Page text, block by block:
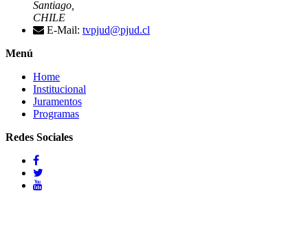
Santiago,
CHILE
E-Mail: tvpjud@pjud.cl
Menú
Home
Institucional
Juramentos
Programas
Redes Sociales